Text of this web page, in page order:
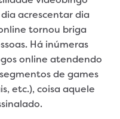
acrescentar dia
tornou briga
Há inúmeras
online atendendo
de games
etc.), coisa aquele